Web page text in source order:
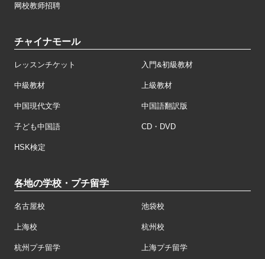
网校教师招聘
チャイナモール
レッスンチケット 入門&初級教材
中級教材 上級教材
中国現代文学 中国語翻訳版
子ども中国語 CD・DVD
HSK検定
各地の学校・プチ留学
名古屋校 池袋校
上海校 杭州校
杭州プチ留学 上海プチ留学